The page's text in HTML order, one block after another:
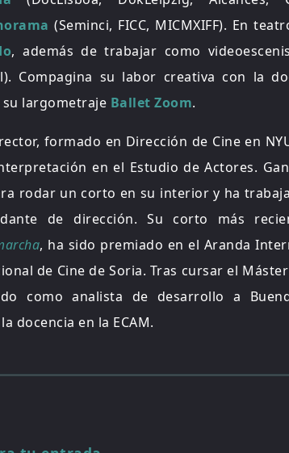
(Seminci, FICC, MICMXIFF). En
, además de trabajar como
Compagina su labor creativa con la
su largometraje Ballet Zoom.
formado en Dirección de Cine en
en el Estudio de Actores.
rodar un corto en su interior y ha
de dirección. Su corto más
, ha sido premiado en el Aranda
de Cine de Soria. Tras cursar el
como analista de desarrollo a
docencia en la ECAM.